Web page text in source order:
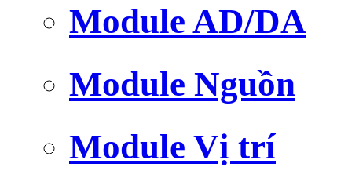
Module AD/DA
Module Nguồn
Module Vị trí